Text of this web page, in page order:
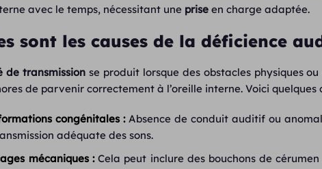
avec le temps, nécessitant une prise en charge adaptée.
sont les causes de la déficience
de transmission se produit lorsque des obstacles physiques
de parvenir correctement à l’oreille interne. Voici quelques
congénitales :Absence de conduit auditif ou
adéquate des sons.
mécaniques :Cela peut inclure des bouchons de